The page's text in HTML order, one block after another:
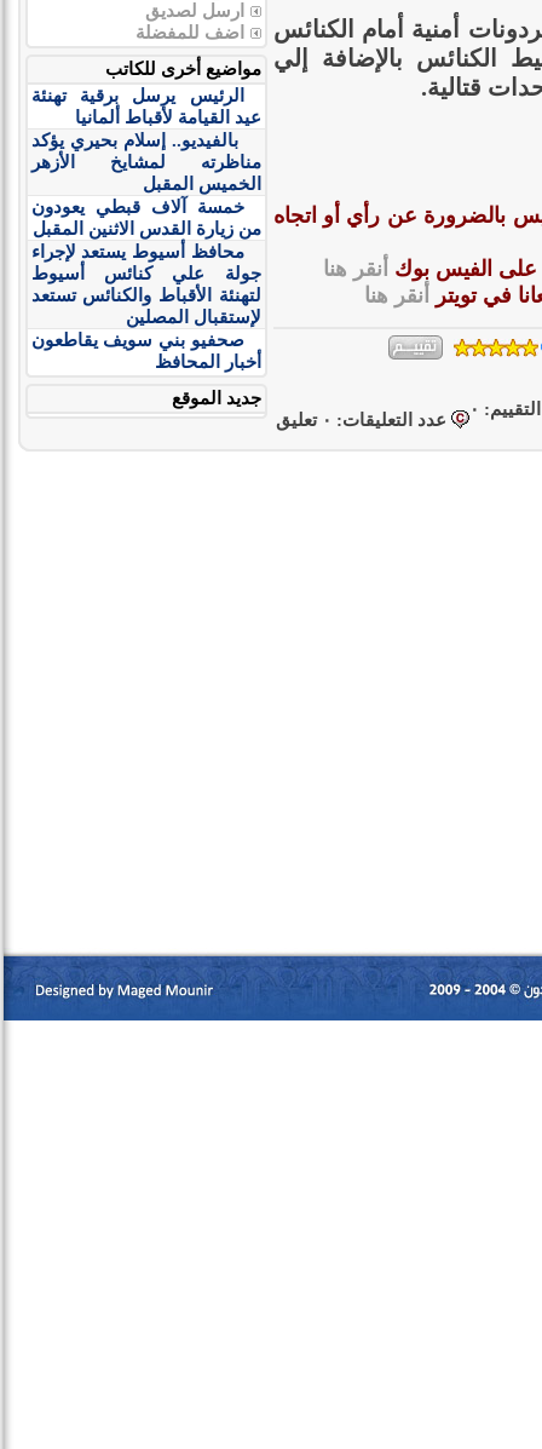
أمنية أمام الكنائس
الكنائس بالإضافة إلي
قتالية.
بالضرورة عن رأي أو اتجاه
على الفيس بوك
أنقر هنا
في تويتر
أنقر هنا
الأصوات المشاركة فى التقييم: ٠
عدد التعليقات: ٠ تعليق
ارسل لصديق
ضف للمفضلة
مواضيع أخرى للكاتب
الرئيس يرسل برقية تهنئة
عيد القيامة لأقباط ألمانيا
بالفيديو.. إسلام بحيري يؤكد
مناظرته لمشايخ الأزهر
الخميس المقبل
خمسة آلاف قبطي يعودون
من زيارة القدس الاثنين المقبل
محافظ أسيوط يستعد لإجراء
جولة علي كنائس أسيوط
لتهنئة الأقباط والكنائس تستعد
لإستقبال المصلين
صحفيو بني سويف يقاطعون
أخبار المحافظ
جديد الموقع